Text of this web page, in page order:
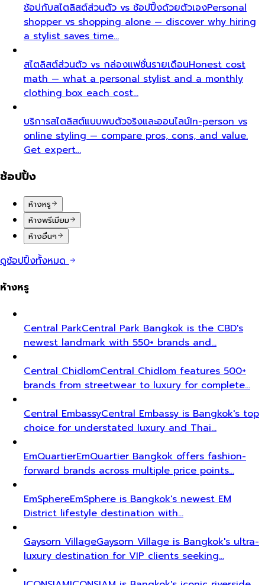
ช้อปกับสไตลิสต์ส่วนตัว vs ช้อปปิ้งด้วยตัวเองPersonal
shopper vs shopping alone — discover why hiring
a stylist saves time…
สไตลิสต์ส่วนตัว vs กล่องแฟชั่นรายเดือนHonest cost
math — what a personal stylist and a monthly
clothing box each cost…
บริการสไตลิสต์แบบพบตัวจริงและออนไลน์In-person vs
online styling — compare pros, cons, and value.
Get expert…
ช้อปปิ้ง
ห้างหรู
ห้างพรีเมียม
ห้างอื่นๆ
ดูช้อปปิ้งทั้งหมด
ห้างหรู
Central ParkCentral Park Bangkok is the CBD's
newest landmark with 550+ brands and…
Central ChidlomCentral Chidlom features 500+
brands from streetwear to luxury for complete…
Central EmbassyCentral Embassy is Bangkok's top
choice for understated luxury and Thai…
EmQuartierEmQuartier Bangkok offers fashion-
forward brands across multiple price points…
EmSphereEmSphere is Bangkok's newest EM
District lifestyle destination with…
Gaysorn VillageGaysorn Village is Bangkok's ultra-
luxury destination for VIP clients seeking…